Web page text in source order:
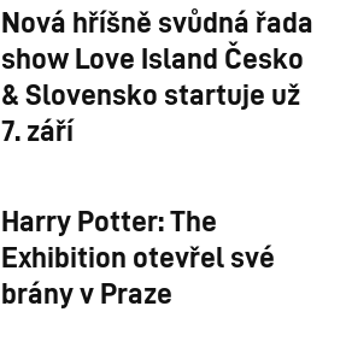
Nová hříšně svůdná řada
show Love Island Česko
& Slovensko startuje už
7. září
Harry Potter: The
Exhibition otevřel své
brány v Praze